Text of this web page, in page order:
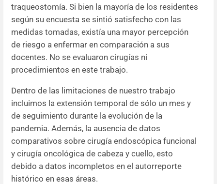
traqueostomía. Si bien la mayoría de los residentes
según su encuesta se sintió satisfecho con las
medidas tomadas, existía una mayor percepción
de riesgo a enfermar en comparación a sus
docentes. No se evaluaron cirugías ni
procedimientos en este trabajo.
Dentro de las limitaciones de nuestro trabajo
incluimos la extensión temporal de sólo un mes y
de seguimiento durante la evolución de la
pandemia. Además, la ausencia de datos
comparativos sobre cirugía endoscópica funcional
y cirugía oncológica de cabeza y cuello, esto
debido a datos incompletos en el autorreporte
histórico en esas áreas.